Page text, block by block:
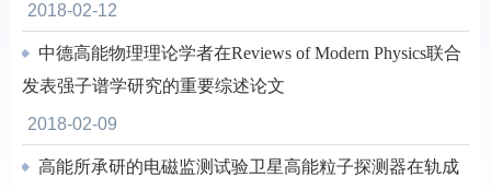
2018-02-12
中德高能物理理论学者在Reviews of Modern Physics联合
发表强子谱学研究的重要综述论文
2018-02-09
高能所承研的电磁监测试验卫星高能粒子探测器在轨成